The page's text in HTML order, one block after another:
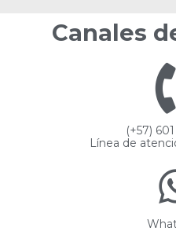
Canales
(+57)
Línea de